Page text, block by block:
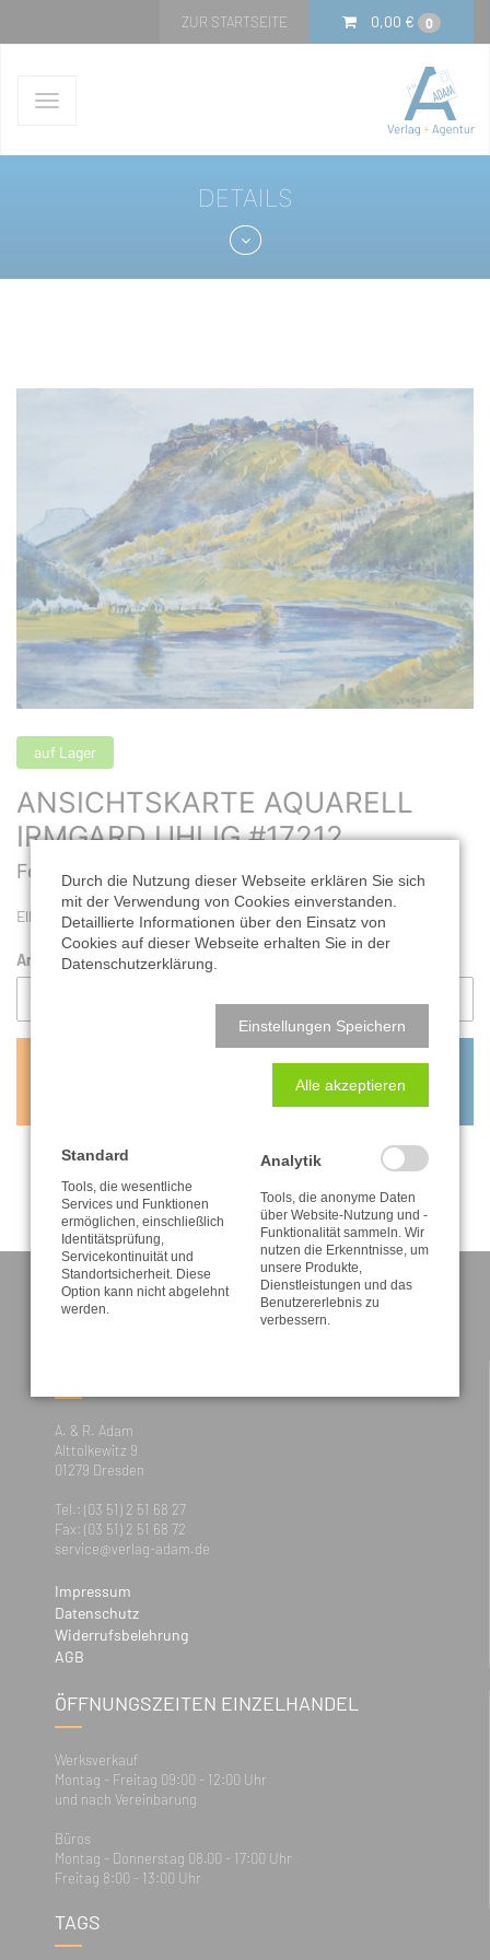
0,00 € 0
ZUR STARTSEITE
Navigation
DETAILS
auf Lager
ANSICHTSKARTE AQUARELL
IRMGARD UHLIG #17212
Format: 14,8 x 10,5 cm |Best. Nr.: #17212
Elbbogen mit der Festung Königstein und Lilienstein
Anzahl:
A. & R. Adam
Alttolkewitz 9
01279 Dresden
Tel.: (03 51) 2 51 68 27
Fax: (03 51) 2 51 68 72
service@verlag-adam.de
Impressum
Datenschutz
Widerrufsbelehrung
AGB
ÖFFNUNGSZEITEN EINZELHANDEL
Werksverkauf
Montag - Freitag 09:00 - 12:00 Uhr
und nach Vereinbarung
Büros
Montag - Donnerstag 08.00 - 17:00 Uhr
Freitag 8:00 - 13:00 Uhr
TAGS
Durch die Nutzung dieser Webseite erklären Sie sich
mit der Verwendung von Cookies einverstanden.
Detaillierte Informationen über den Einsatz von
Cookies auf dieser Webseite erhalten Sie in der
Datenschutzerklärung.
Einstellungen Speichern
Alle akzeptieren
Standard
Tools, die wesentliche
Services und Funktionen
ermöglichen, einschließlich
Identitätsprüfung,
Servicekontinuität und
Standortsicherheit. Diese
Option kann nicht abgelehnt
werden.
Analytik
Tools, die anonyme Daten
über Website-Nutzung und -
Funktionalität sammeln. Wir
nutzen die Erkenntnisse, um
unsere Produkte,
Dienstleistungen und das
Benutzererlebnis zu
verbessern.